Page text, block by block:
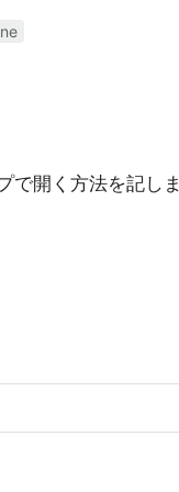
で開く方法を記しま